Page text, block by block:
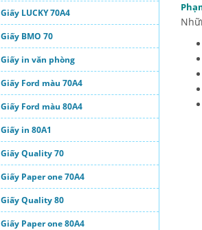
Giấy LUCKY 70A4
Giấy BMO 70
Giấy in văn phòng
Giấy Ford màu 70A4
Giấy Ford màu 80A4
Giấy in 80A1
Giấy Quality 70
Giấy Paper one 70A4
Giấy Quality 80
Giấy Paper one 80A4